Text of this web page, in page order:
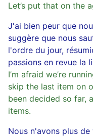
Let’s put that on the
J'ai bien peur que
suggère que nous
l'ordre du jour,
passions en revue la
I’m afraid we’re
skip the last item on
been decided so far,
items.
Nous n'avons plus